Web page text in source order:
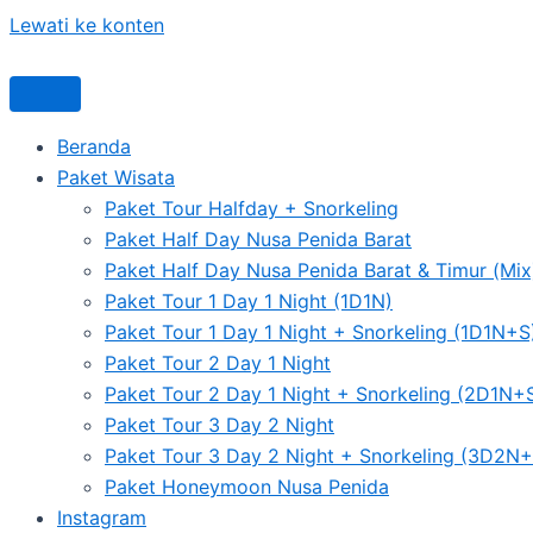
Lewati ke konten
Beranda
Paket Wisata
Paket Tour Halfday + Snorkeling
Paket Half Day Nusa Penida Barat
Paket Half Day Nusa Penida Barat & Timur
Paket Tour 1 Day 1 Night (1D1N)
Paket Tour 1 Day 1 Night + Snorkeling
Paket Tour 2 Day 1 Night
Paket Tour 2 Day 1 Night + Snorkeling
Paket Tour 3 Day 2 Night
Paket Tour 3 Day 2 Night + Snorkeling
Paket Honeymoon Nusa Penida
Instagram